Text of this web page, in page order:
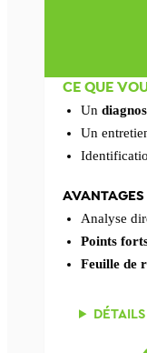
CE QUE
Un
Un
AVANTAGES
Analyse
Points
Feuille de